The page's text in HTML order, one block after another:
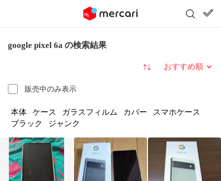
google pixel 6a の検索結果
販売中のみ表示
並び替え
本体 ケース ガラスフィルム カバー
スマホケース
ブラック
ジャンク